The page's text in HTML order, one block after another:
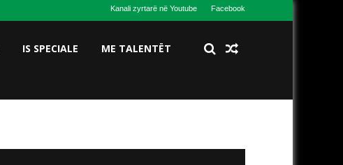
Kanali zyrtarë në Youtube Facebook
IS SPECIALE ME TALENTËT